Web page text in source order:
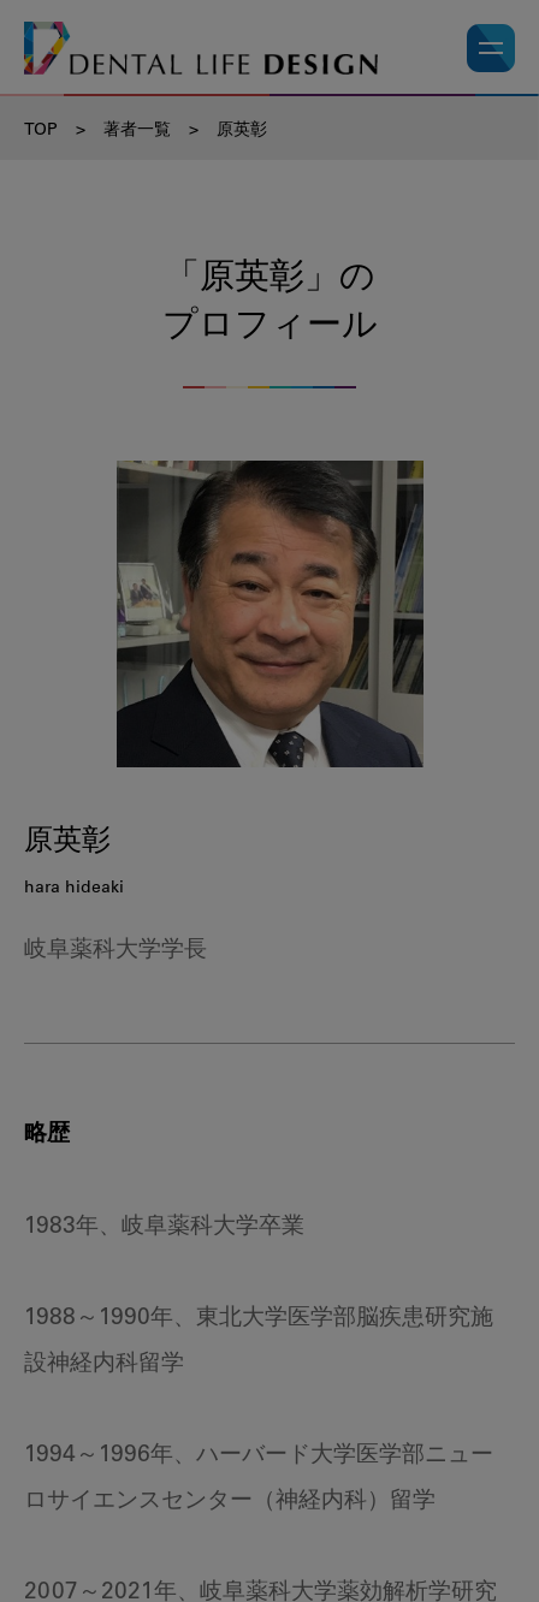
TOP > 著者一覧 > 原英彰
「原英彰」の
プロフィール
原英彰
hara hideaki
岐阜薬科大学学長
略歴
1983年、岐阜薬科大学卒業
1988～1990年、東北大学医学部脳疾患研究施
設神経内科留学
1994～1996年、ハーバード大学医学部ニュー
ロサイエンスセンター（神経内科）留学
2007～2021年、岐阜薬科大学薬効解析学研究